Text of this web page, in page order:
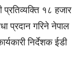
१८ हजार
प्रदान गरिने नेपाल
निर्देशक ईडी